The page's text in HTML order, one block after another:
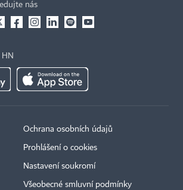
nás
Ochrana osobních údajů
Prohlášení o cookies
Nastavení soukromí
Všeobecné smluvní podmínky